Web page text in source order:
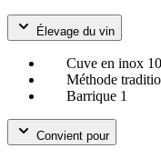
Élevage du vin
Cuve en inox
Méthode
Barrique 1
Convient pour